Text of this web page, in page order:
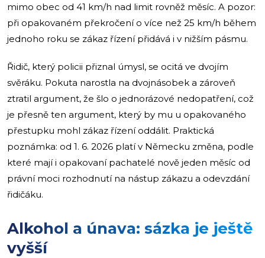
mimo obec od 41 km/h nad limit rovněž měsíc. A pozor:
při opakovaném překročení o více než 25 km/h během
jednoho roku se zákaz řízení přidává i v nižším pásmu.
Řidič, který policii přiznal úmysl, se ocitá ve dvojím
svěráku. Pokuta narostla na dvojnásobek a zároveň
ztratil argument, že šlo o jednorázové nedopatření, což
je přesně ten argument, který by mu u opakovaného
přestupku mohl zákaz řízení oddálit. Praktická
poznámka: od 1. 6. 2026 platí v Německu změna, podle
které mají i opakovaní pachatelé nově jeden měsíc od
právní moci rozhodnutí na nástup zákazu a odevzdání
řidičáku.
Alkohol a únava: sázka je ještě
vyšší